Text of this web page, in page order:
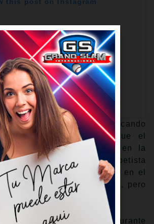
this post on Instagram
presentación el sábado, tocando
de Díaz antes de que el
su segundo salvado en la
de oportunidades. La trompetista
ni negar si se afianzará en el
próximos partidos en casa, pero
cuál será la respuesta.
si volveré”, declaró Tate durante